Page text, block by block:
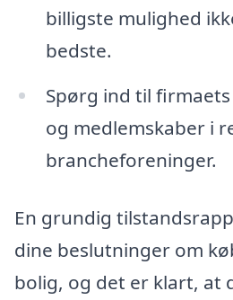
billigste mulighed
bedste.
Spørg ind til
og medlemskaber i
brancheforeninger.
En grundig
dine beslutninger om
bolig, og det er klart, at